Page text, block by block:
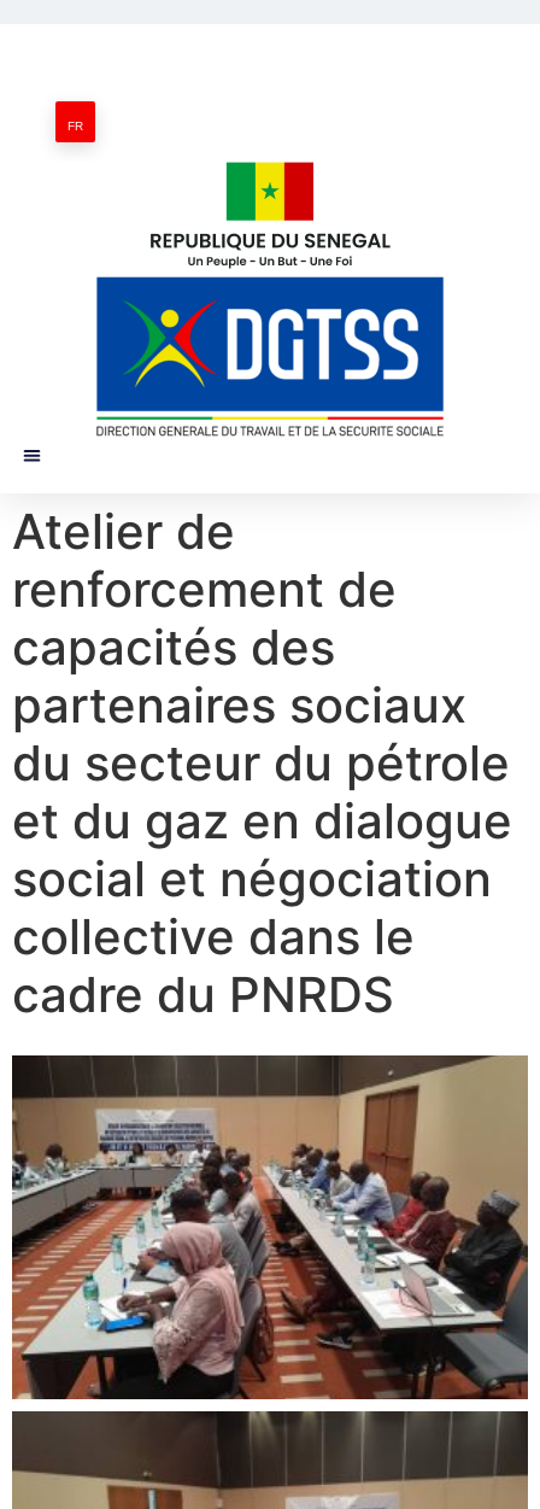
FR
Atelier de
renforcement de
capacités des
partenaires sociaux
du secteur du pétrole
et du gaz en dialogue
social et négociation
collective dans le
cadre du PNRDS